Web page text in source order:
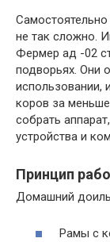
не так сложно.
Фермер ад -02
подворьях. Они
использовании,
коров за
собрать
устройства и
Принцип
Домашний
Рамы с